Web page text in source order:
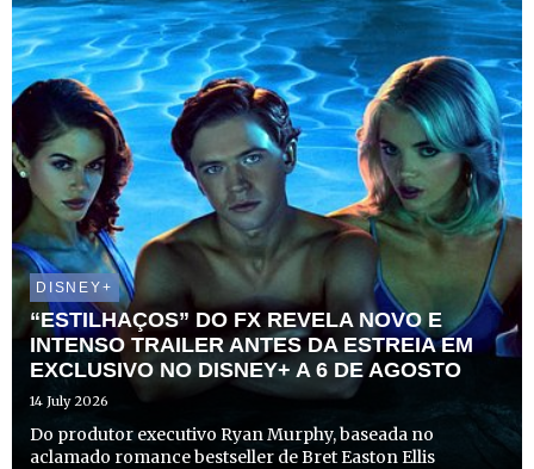
DISNEY+
“ESTILHAÇOS” DO FX REVELA NOVO E
INTENSO TRAILER ANTES DA ESTREIA EM
EXCLUSIVO NO DISNEY+ A 6 DE AGOSTO
14 July 2026
Do produtor executivo Ryan Murphy, baseada no
aclamado romance bestseller de Bret Easton Ellis